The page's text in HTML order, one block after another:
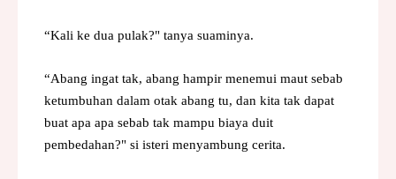
“Kali ke dua pulak?" tanya suaminya.
“Abang ingat tak, abang hampir menemui maut sebab
ketumbuhan dalam otak abang tu, dan kita tak dapat
buat apa apa sebab tak mampu biaya duit
pembedahan?" si isteri menyambung cerita.